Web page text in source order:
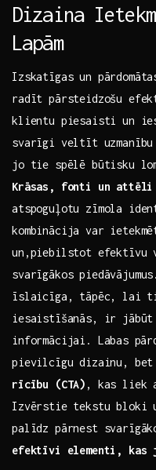
Dizaina
Lapām
Izskatīgas un
radīt pārsteidzošu
klientu piesaisti un‌
svarīgi veltīt uzmanību‍
jo tie‍ spēlē būtisku
Krāsas, fonti un attēli
atspoguļotu zīmola
kombinācija var
un,piebilstot efektīvu
svarīgākos
īslaicīga, tāpēc, lai
iesaistīšanās, ir
informācijai. Labas
pievilcīgu dizainu,
rīcību (CTA) , kas liek
Izvērstie ‌tekstu bloki
‌palīdz pārnest
efektīvi​ elementi, kas